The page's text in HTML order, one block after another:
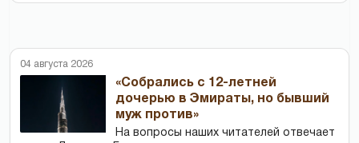
04 августа 2026
«Собрались с 12-летней
дочерью в Эмираты, но бывший
муж против»
На вопросы наших читателей отвечает